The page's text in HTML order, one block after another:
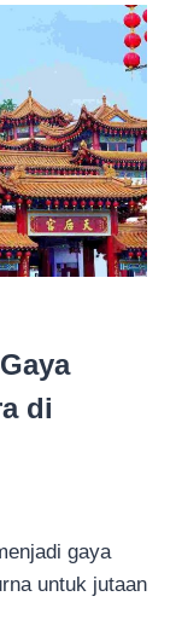
di
gaya
untuk jutaan